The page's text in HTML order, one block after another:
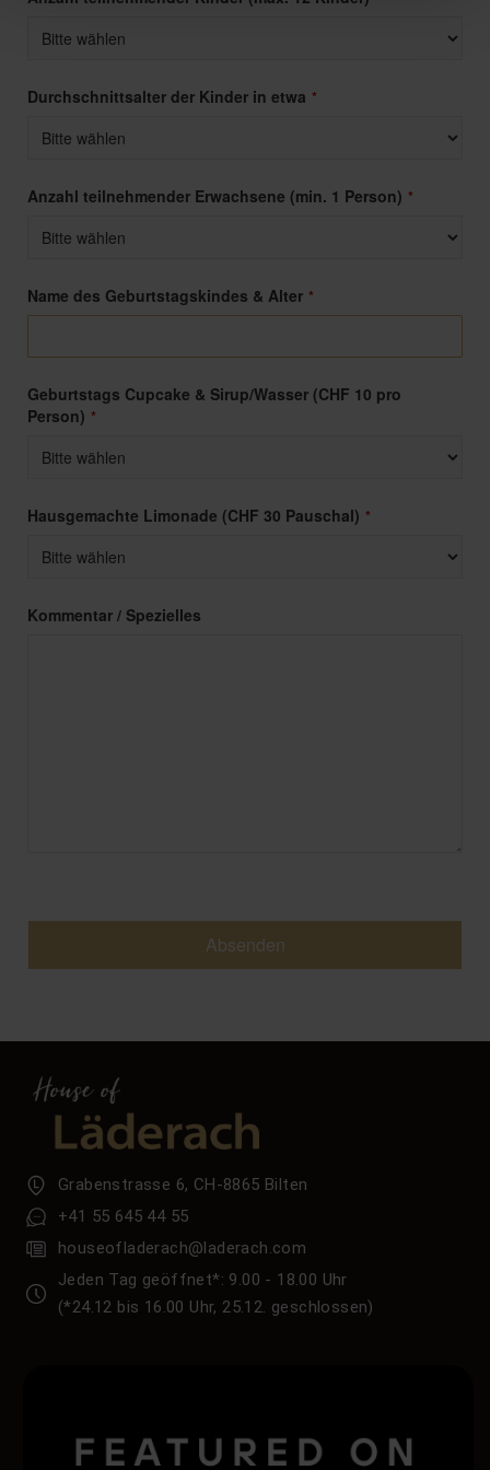
Durchschnittsalter der Kinder in etwa *
Anzahl teilnehmender Erwachsene (min. 1 Person) *
Name des Geburtstagskindes & Alter *
Geburtstags Cupcake & Sirup/Wasser (CHF 10 pro
Person) *
Hausgemachte Limonade (CHF 30 Pauschal) *
Kommentar / Spezielles
Absenden
Grabenstrasse 6, CH-8865 Bilten
+41 55 645 44 55
houseofladerach@laderach.com
Jeden Tag geöffnet*: 9.00 - 18.00 Uhr
(*24.12 bis 16.00 Uhr, 25.12. geschlossen)